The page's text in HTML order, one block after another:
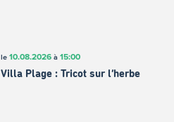
le 10.08.2026à 15:00
Villa Plage : Tricot sur l’herbe